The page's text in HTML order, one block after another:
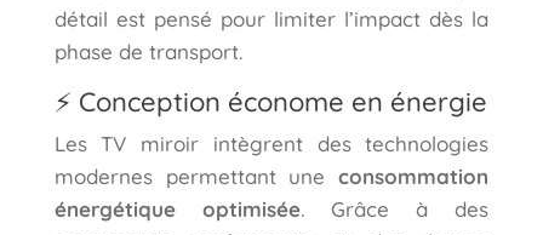
détail est pensé pour limiter l’impact dès la
phase de transport.
⚡ Conception économe en énergie
Les TV miroir intègrent des technologies
modernes permettant uneconsommation
énergétique optimisée. Grâce à des